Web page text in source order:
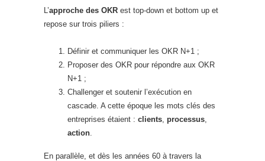
L’approche des OKR est top-down et bottom up et
repose sur trois piliers :
Définir et communiquer les OKR N+1 ;
Proposer des OKR pour répondre aux OKR
N+1 ;
Challenger et soutenir l’exécution en
cascade. A cette époque les mots clés des
entreprises étaient : clients, processus,
action.
En parallèle, et dès les années 60 à travers la